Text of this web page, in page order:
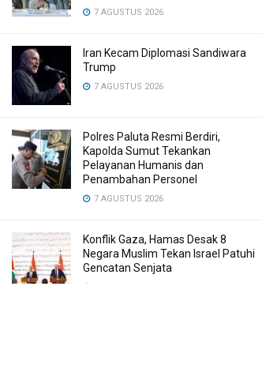
7 AGUSTUS 2026
Iran Kecam Diplomasi Sandiwara
Trump
7 AGUSTUS 2026
Polres Paluta Resmi Berdiri,
Kapolda Sumut Tekankan
Pelayanan Humanis dan
Penambahan Personel
7 AGUSTUS 2026
Konflik Gaza, Hamas Desak 8
Negara Muslim Tekan Israel Patuhi
Gencatan Senjata